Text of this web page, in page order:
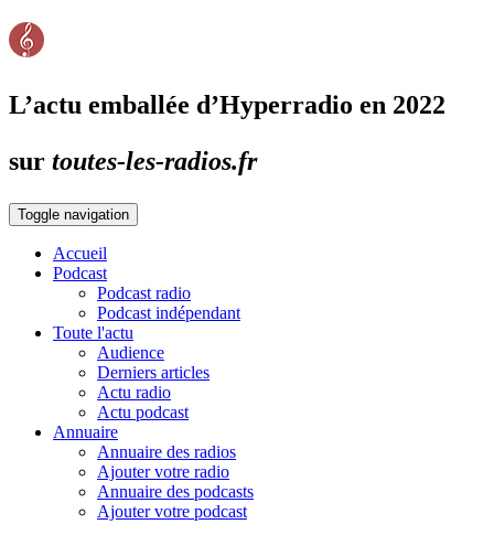
L’actu emballée d’Hyperradio en 2022
sur toutes-les-radios.fr
Toggle navigation
Accueil
Podcast
Podcast radio
Podcast indépendant
Toute l'actu
Audience
Derniers articles
Actu radio
Actu podcast
Annuaire
Annuaire des radios
Ajouter votre radio
Annuaire des podcasts
Ajouter votre podcast